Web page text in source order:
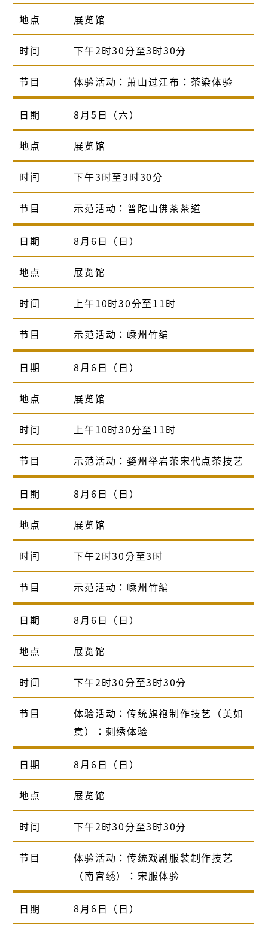
地点 展览馆
时间 下午2时30分至3时30分
节目 体验活动：萧山过江布：茶染体验
日期 8月5日（六）
地点 展览馆
时间 下午3时至3时30分
节目 示范活动：普陀山佛茶茶道
日期 8月6日（日）
地点 展览馆
时间 上午10时30分至11时
节目 示范活动：嵊州竹编
日期 8月6日（日）
地点 展览馆
时间 上午10时30分至11时
节目 示范活动：婺州举岩茶宋代点茶技艺
日期 8月6日（日）
地点 展览馆
时间 下午2时30分至3时
节目 示范活动：嵊州竹编
日期 8月6日（日）
地点 展览馆
时间 下午2时30分至3时30分
节目
体验活动：传统旗袍制作技艺（美如
意）：刺绣体验
日期 8月6日（日）
地点 展览馆
时间 下午2时30分至3时30分
节目
体验活动：传统戏剧服装制作技艺
（南宫绣）：宋服体验
日期 8月6日（日）